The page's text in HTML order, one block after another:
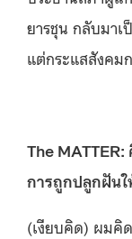
ยารชุน กลับมา
แต่กระแสสังคม
The MATTER:
การถูกปลูกฝันใ
(เงียบคิด) ผมคิ